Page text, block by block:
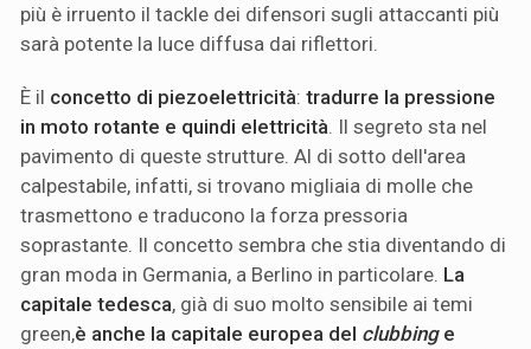
più è irruento il tackle dei difensori sugli attaccanti più
sarà potente la luce diffusa dai riflettori.
È il concetto di piezoelettricità: tradurre la pressione
in moto rotante e quindi elettricità . Il segreto sta nel
pavimento di queste strutture. Al di sotto dell'area
calpestabile, infatti, si trovano migliaia di molle che
trasmettono e traducono la forza pressoria
soprastante. Il concetto sembra che stia diventando di
gran moda in Germania, a Berlino in particolare. La
capitale tedesca, già di suo molto sensibile ai temi
green,è anche la capitale europea del clubbing e